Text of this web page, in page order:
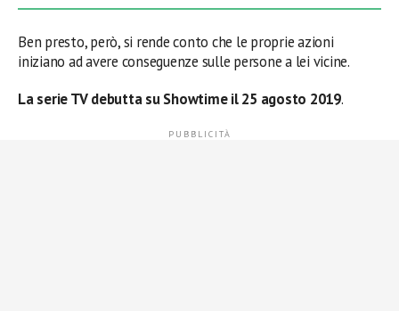
Ben presto, però, si rende conto che le proprie azioni
iniziano ad avere conseguenze sulle persone a lei vicine.
La serie TV debutta su Showtime il 25 agosto 2019.